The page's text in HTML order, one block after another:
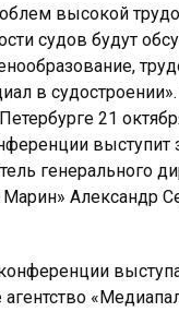
высокой
судов будут
в
21
выступит
генерального
Александр